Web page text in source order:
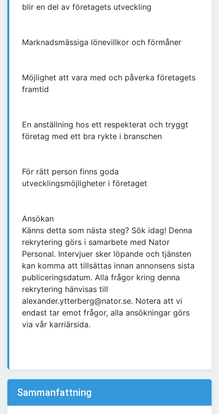
blir en del av företagets utveckling
Marknadsmässiga lönevillkor och förmåner
Möjlighet att vara med och påverka företagets
framtid
En anställning hos ett respekterat och tryggt
företag med ett bra rykte i branschen
För rätt person finns goda
utvecklingsmöjligheter i företaget
Ansökan
Känns detta som nästa steg? Sök idag! Denna
rekrytering görs i samarbete med Nator
Personal. Intervjuer sker löpande och tjänsten
kan komma att tillsättas innan annonsens sista
publiceringsdatum. Alla frågor kring denna
rekrytering hänvisas till
alexander.ytterberg@nator.se. Notera att vi
endast tar emot frågor, alla ansökningar görs
via vår karriärsida.
Sammanfattning